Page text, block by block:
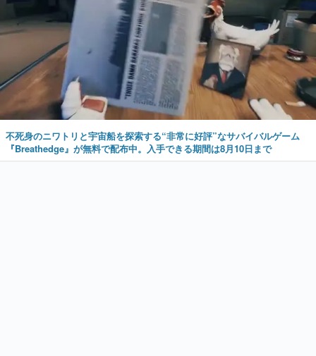
不死身のニワトリと宇宙船を探索する“非常に好評”なサバイバルゲーム
『Breathedge』が無料で配布中。入手できる期間は8月10日まで